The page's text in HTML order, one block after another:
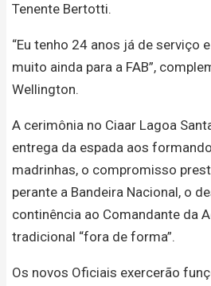
Tenente Bertotti.
“Eu tenho 24 anos já de serviço
muito ainda para a FAB”,
Wellington.
A cerimônia no Ciaar Lagoa
entrega da espada aos
madrinhas, o compromisso
perante a Bandeira Nacional, o
continência ao Comandante da
tradicional “fora de forma”.
Os novos Oficiais exercerão